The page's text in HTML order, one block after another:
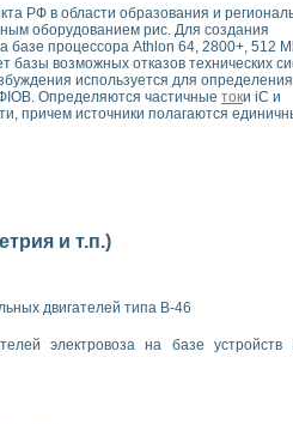
информационных технологий
экстраполяции
6008 в среде LabVIEW
РФ в области образования и
оборудованием рис. Для создания
базе процессора Athlon 64, 2800+, 512
возможных отказов технических
используется для определения
ФIОВ. Определяются частичные токи iC и
причем источники полагаются
и т.п.)
двигателей типа В-46
электровоза на базе устройств